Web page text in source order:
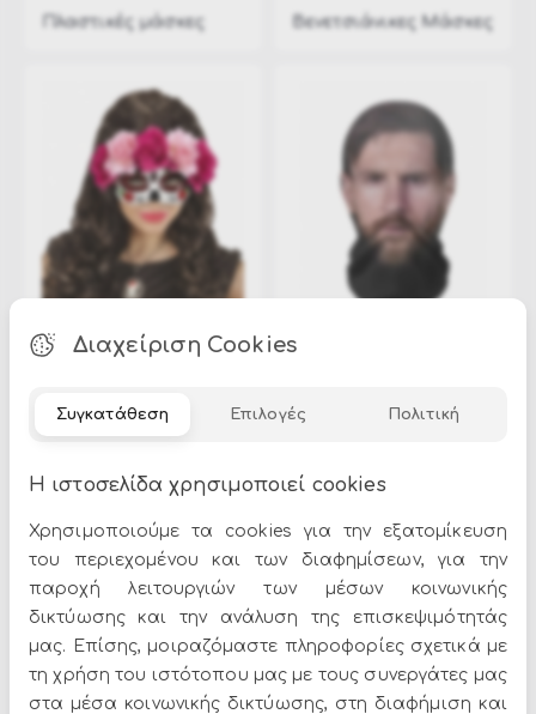
Πλαστικές μάσκες Βενετσιάνικες Μάσκες
Μάσκες Halloween
Υφασμάτινες μάσκες
Μάσκες πολιτικών
Διαχείριση Cookies
Συγκατάθεση Επιλογές Πολιτική
Η ιστοσελίδα χρησιμοποιεί cookies
Χρησιμοποιούμε τα cookies για την εξατομίκευση
του περιεχομένου και των διαφημίσεων, για την
παροχή λειτουργιών των μέσων κοινωνικής
δικτύωσης και την ανάλυση της επισκεψιμότητάς
μας. Επίσης, μοιραζόμαστε πληροφορίες σχετικά με
τη χρήση του ιστότοπου μας με τους συνεργάτες μας
στα μέσα κοινωνικής δικτύωσης, στη διαφήμιση και